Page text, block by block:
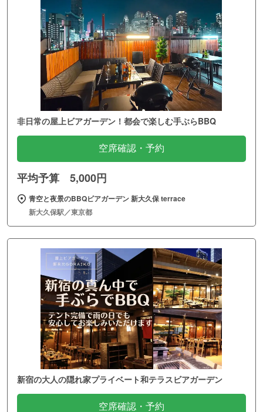
非日常の屋上ビアガーデン！都会で楽しむ手ぶらBBQ
空席確認・予約
平均予算 5,000円
青空と夜景のBBQビアガーデン 新大久保 terrace
新大久保駅／東京都
新宿の大人の隠れ家プライベート和テラスビアガーデン
空席確認・予約